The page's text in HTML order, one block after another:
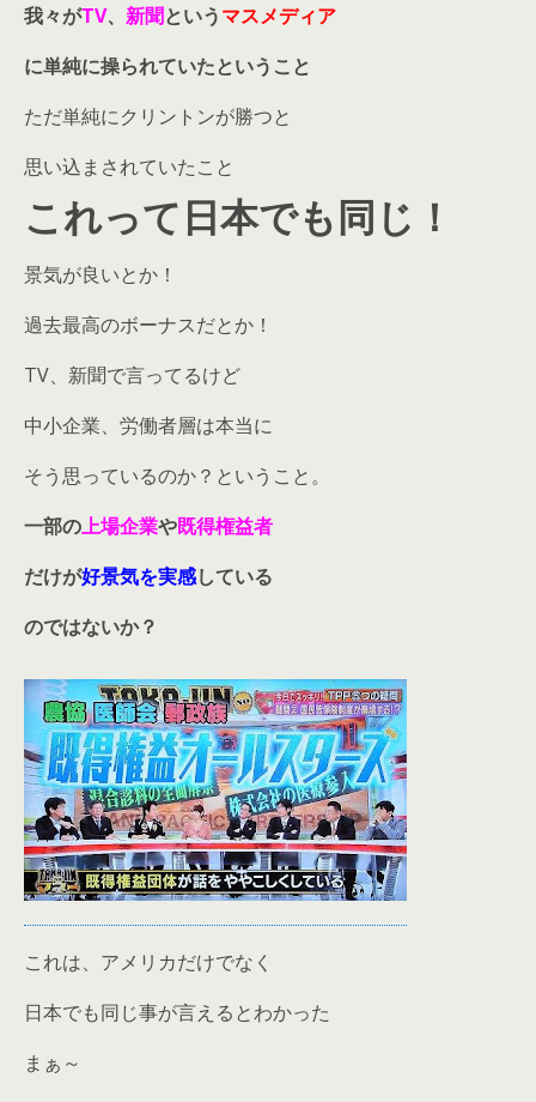
我々がTV、 新聞というマスメディア
に単純に操られていたということ
ただ単純にクリントンが勝つと
思い込まされていたこと
これって日本でも同じ！
景気が良いとか！
過去最高のボーナスだとか！
TV、新聞で言ってるけど
中小企業、労働者層は本当に
そう思っているのか？ということ。
一部の上場企業や既得権益者
だけが好景気を実感している
のではないか？
これは、アメリカだけでなく
日本でも同じ事が言えるとわかった
まぁ～